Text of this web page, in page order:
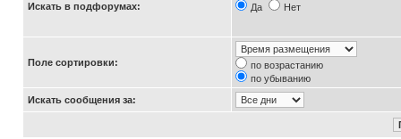
Искать в подфорумах: Да Нет
Поле сортировки:
по возрастанию
по убыванию
Искать сообщения за: